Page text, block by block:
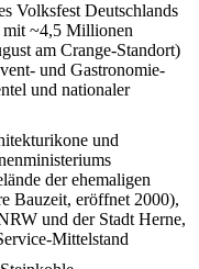
Volksfest Deutschlands
mit ~4,5 Millionen
am Crange-Standort)
und Gastronomie-
und nationaler
und
der ehemaligen
Bauzeit, eröffnet 2000),
und der Stadt Herne,
Mittelstand